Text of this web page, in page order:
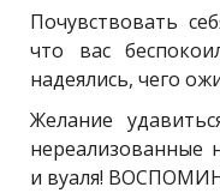
Почувствовать
что вас
надеялись, чего
Желание
нереализованные
и вуаля!